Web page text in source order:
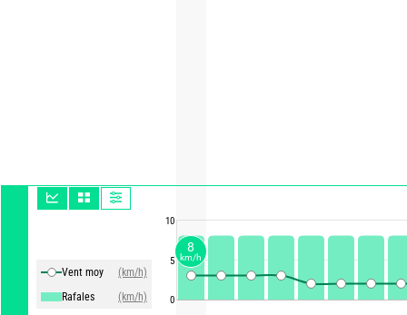
Vent moy
(km/h)
Rafales
(km/h)
10
5
0
8
km/h